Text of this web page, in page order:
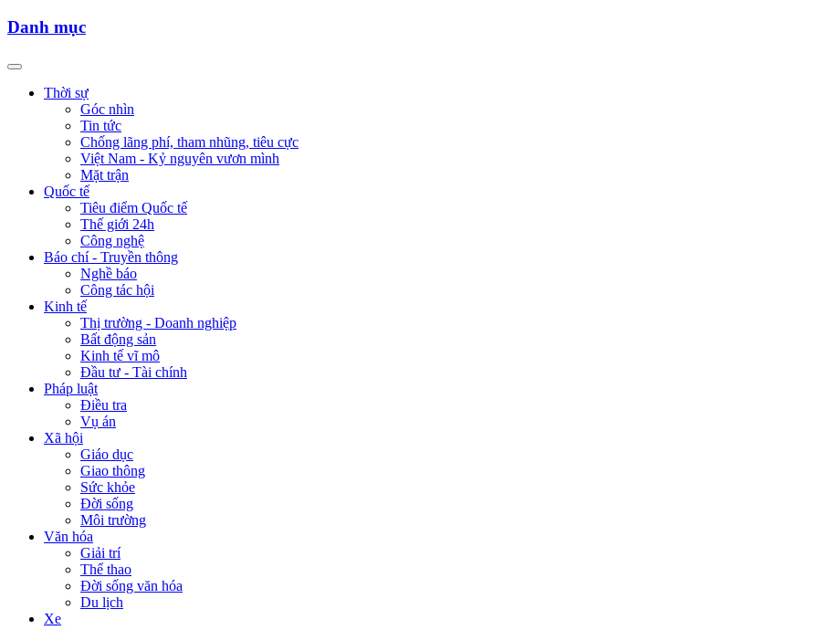
Danh mục
Thời sự
Góc nhìn
Tin tức
Chống lãng phí, tham nhũng, tiêu cực
Việt Nam - Kỷ nguyên vươn mình
Mặt trận
Quốc tế
Tiêu điểm Quốc tế
Thế giới 24h
Công nghệ
Báo chí - Truyền thông
Nghề báo
Công tác hội
Kinh tế
Thị trường - Doanh nghiệp
Bất động sản
Kinh tế vĩ mô
Đầu tư - Tài chính
Pháp luật
Điều tra
Vụ án
Xã hội
Giáo dục
Giao thông
Sức khỏe
Đời sống
Môi trường
Văn hóa
Giải trí
Thể thao
Đời sống văn hóa
Du lịch
Xe